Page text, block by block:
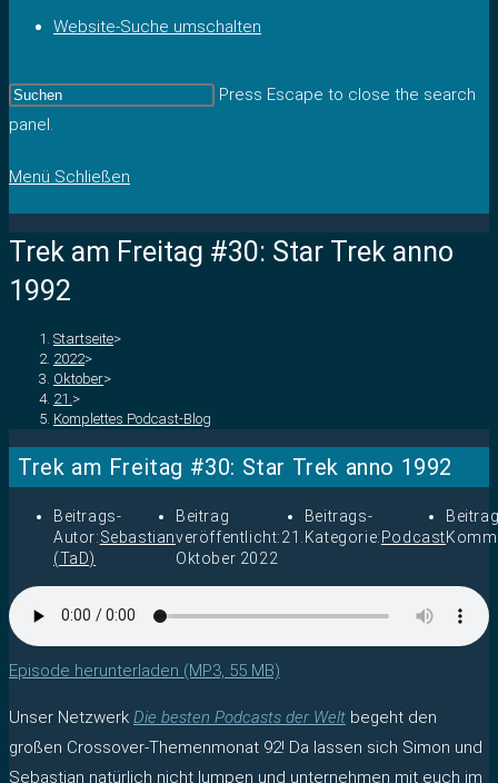
Website-Suche umschalten
Press Escape to close the search
panel.
Menü Schließen
Trek am Freitag #30: Star Trek anno
1992
Startseite>
2022>
Oktober>
21. >
Komplettes Podcast-Blog
Trek am Freitag #30: Star Trek anno 1992
Beitrags-
Autor:Sebastian
(TaD)
Beitrag
veröffentlicht:21.
Oktober 2022
Beitrags-
Kategorie: Podcast
Episode herunterladen (MP3, 55 MB)
Unser Netzwerk Die besten Podcasts der Welt begeht den
großen Crossover-Themenmonat 92! Da lassen sich Simon und
Sebastian natürlich nicht lumpen und unternehmen mit euch im